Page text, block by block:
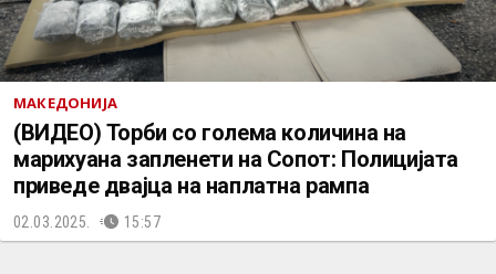
МАКЕДОНИЈА
(ВИДЕО) Торби со голема количина на
марихуана запленети на Сопот: Полицијата
приведе двајца на наплатна рампа
02.03.2025. 15:57